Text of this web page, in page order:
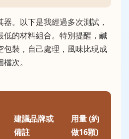
。以下是我經過多次測試，
低的材料組合。特別提醒，鹹
包裝，自己處理，風味比現成
次。
建議品牌或
備註
用量 (約
做16顆)